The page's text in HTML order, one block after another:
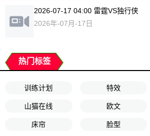
2026-07-17 04:00 雷霆VS独行侠
2026年-07月-17日
热门标签
训练计划 特效
山猫在线 欧文
床帘 脸型